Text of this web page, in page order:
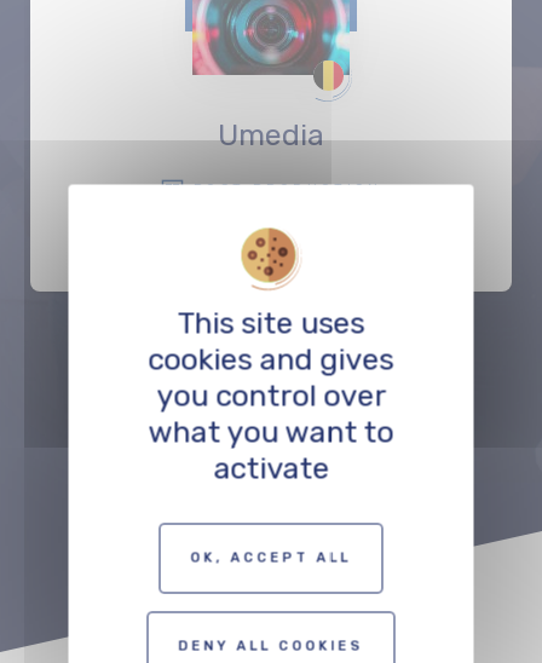
Umedia
POST-PRODUCTION
PrécédentSuivant
VOIR TOUT LE RÉSEAU
This site uses
cookies and gives
you control over
what you want to
activate
OK, ACCEPT ALL
DENY ALL COOKIES